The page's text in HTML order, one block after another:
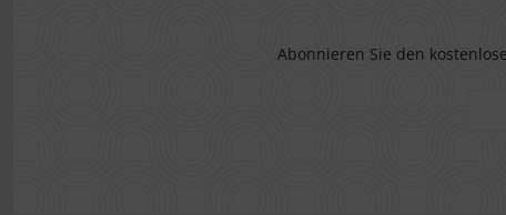
Abonnieren Sie den